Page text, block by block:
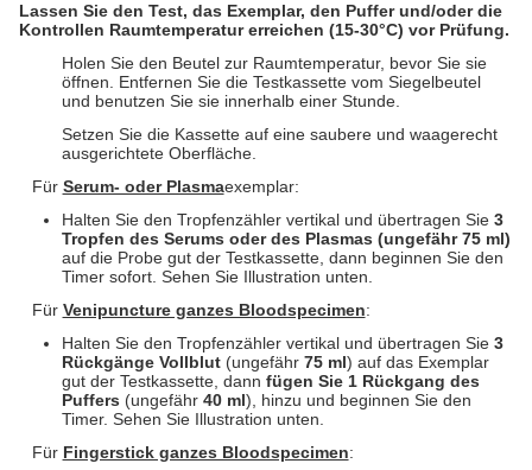
Lassen Sie den Test, das Exemplar, den Puffer und/oder die
Kontrollen Raumtemperatur erreichen (15-30°C) vor Prüfung.
Holen Sie den Beutel zur Raumtemperatur, bevor Sie sie
öffnen. Entfernen Sie die Testkassette vom Siegelbeutel
und benutzen Sie sie innerhalb einer Stunde.
Setzen Sie die Kassette auf eine saubere und waagerecht
ausgerichtete Oberfläche.
Für Serum- oder Plasmaexemplar:
Halten Sie den Tropfenzähler vertikal und übertragen Sie 3
Tropfen des Serums oder des Plasmas (ungefähr 75 ml)
auf die Probe gut der Testkassette, dann beginnen Sie den
Timer sofort. Sehen Sie Illustration unten.
Für Venipuncture ganzes Bloodspecimen:
Halten Sie den Tropfenzähler vertikal und übertragen Sie 3
Rückgänge Vollblut (ungefähr 75 ml) auf das Exemplar
gut der Testkassette, dann fügen Sie 1 Rückgang des
Puffers (ungefähr 40 ml), hinzu und beginnen Sie den
Timer. Sehen Sie Illustration unten.
Für Fingerstick ganzes Bloodspecimen: